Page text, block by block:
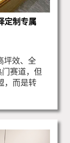
定制专属
坪效、全
赛道，但
，而是转